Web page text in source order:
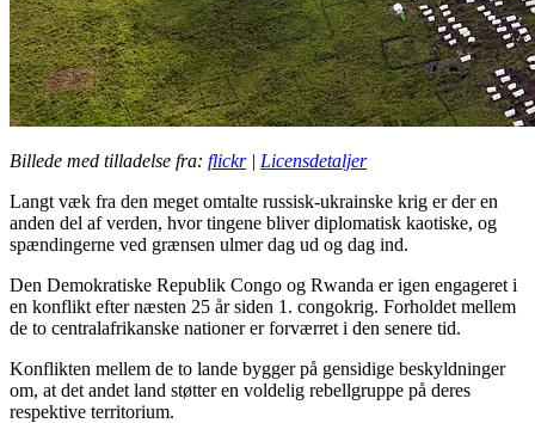
Billede med tilladelse fra: flickr | Licensdetaljer
Langt væk fra den meget omtalte russisk-ukrainske krig er der en
anden del af verden, hvor tingene bliver diplomatisk kaotiske, og
spændingerne ved grænsen ulmer dag ud og dag ind.
Den Demokratiske Republik Congo og Rwanda er igen engageret i
en konflikt efter næsten 25 år siden 1. congokrig. Forholdet mellem
de to centralafrikanske nationer er forværret i den senere tid.
Konflikten mellem de to lande bygger på gensidige beskyldninger
om, at det andet land støtter en voldelig rebellgruppe på deres
respektive territorium.